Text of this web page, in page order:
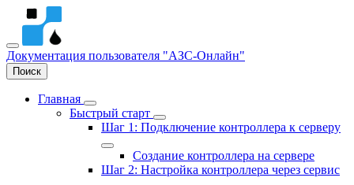
Документация пользователя "АЗС-Онлайн"
Поиск
Главная
Быстрый старт
Шаг 1: Подключение контроллера к серверу
Создание контроллера на сервере
Шаг 2: Настройка контроллера через сервис